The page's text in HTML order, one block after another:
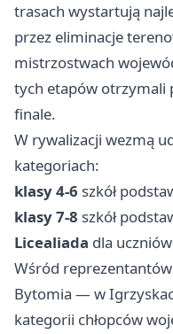
trasach wystartują
przez eliminacje
mistrzostwach
tych etapów otrzymali
finale.
W rywalizacji wezmą
kategoriach:
klasy 4-6 szkół
klasy 7-8 szkół
Licealiada dla
Wśród
Bytomia — w
kategorii chłopców